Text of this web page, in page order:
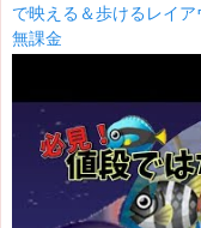
で映える＆歩けるレイア
無課金